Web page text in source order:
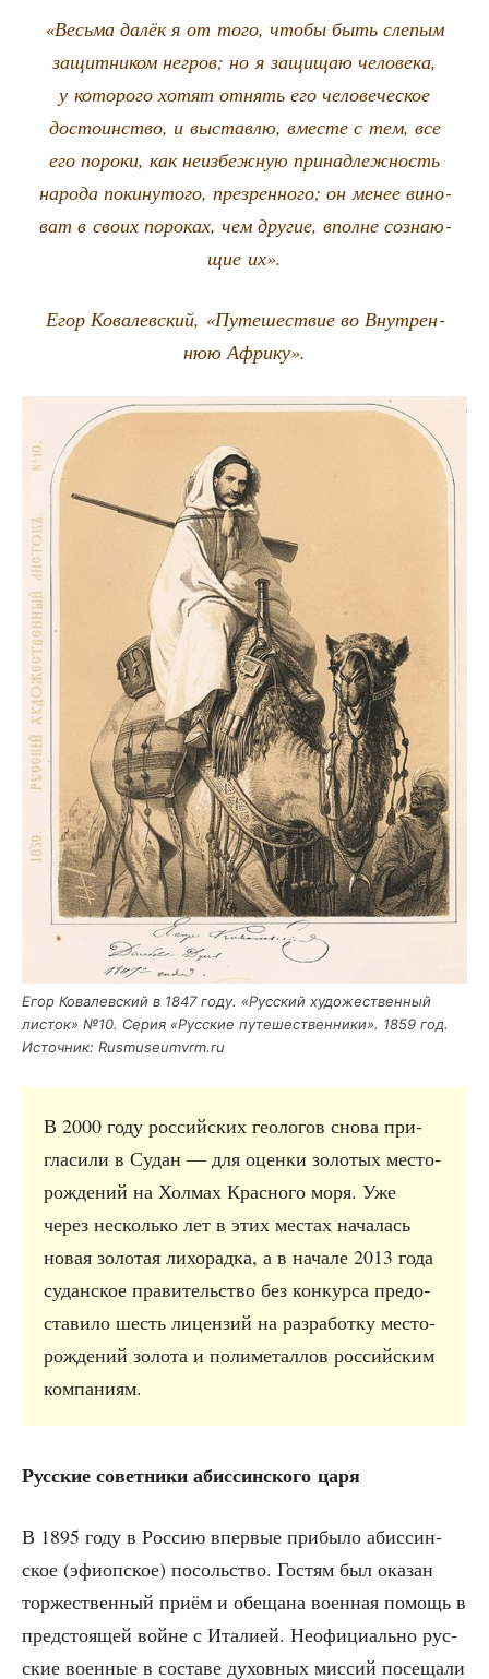
«Весь­ма далёк я от того, что­бы быть сле­пым
защит­ни­ком негров; но я защи­щаю чело­ве­ка,
у кото­ро­го хотят отнять его чело­ве­че­ское
досто­ин­ство, и выстав­лю, вме­сте с тем, все
его поро­ки, как неиз­беж­ную при­над­леж­ность
наро­да поки­ну­то­го, пре­зрен­но­го; он менее вино­
ват в сво­их поро­ках, чем дру­гие, вполне созна­ю­
щие их».
Егор Кова­лев­ский, «Путе­ше­ствие во Внут­рен­
нюю Африку».
Егор Кова­лев­ский в 1847 году. «Рус­ский худо­же­ствен­ный
листок» №10. Серия «Рус­ские путе­ше­ствен­ни­ки». 1859 год.
Источ­ник: Rusmuseumvrm.ru
В 2000 году рос­сий­ских гео­ло­гов сно­ва при­
гла­си­ли в Судан — для оцен­ки золо­тых место­
рож­де­ний на Хол­мах Крас­но­го моря. Уже
через несколь­ко лет в этих местах нача­лась
новая золо­тая лихо­рад­ка, а в нача­ле 2013 года
судан­ское пра­ви­тель­ство без кон­кур­са предо­
ста­ви­ло шесть лицен­зий на раз­ра­бот­ку место­
рож­де­ний золо­та и поли­ме­тал­лов рос­сий­ским
компаниям.
Рус­ские совет­ни­ки абис­син­ско­го царя
В 1895 году в Рос­сию впер­вые при­бы­ло абис­син­
ское (эфи­оп­ское) посоль­ство. Гостям был ока­зан
тор­же­ствен­ный при­ём и обе­ща­на воен­ная помощь в
пред­сто­я­щей войне с Ита­ли­ей. Неофи­ци­аль­но рус­
ские воен­ные в соста­ве духов­ных мис­сий посе­ща­ли